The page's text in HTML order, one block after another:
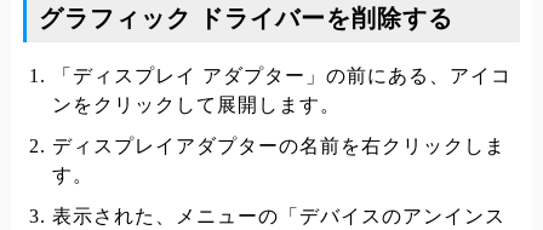
グラフィック ドライバーを削除する
「ディスプレイ アダプター」の前にある、アイコ
ンをクリックして展開します。
ディスプレイアダプターの名前を右クリックしま
す。
表示された、メニューの「デバイスのアンインス